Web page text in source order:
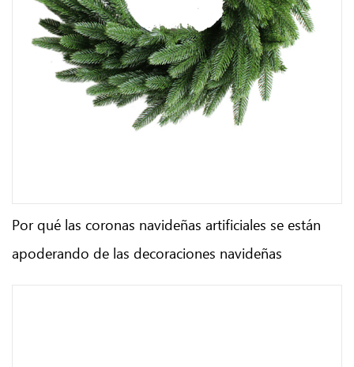
Por qué las coronas navideñas artificiales se están
apoderando de las decoraciones navideñas